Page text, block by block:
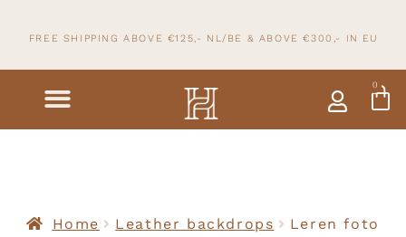
FREE SHIPPING ABOVE €125,- NL/BE & ABOVE €300,- IN EU
0
Home Leather backdrops
Leren foto